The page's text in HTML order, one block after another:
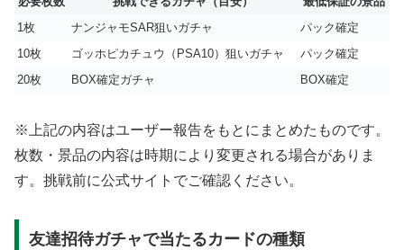
1枚
ナンジャモSAR狙いガチャ
パック確定
10枚
ゴッホピカチュウ（PSA10）狙いガチャ
パック確定
20枚
BOX確定ガチャ BOX確定
※上記の内容はユーザー報告をもとにまとめたものです。
枚数・景品の内容は時期により変更される場合がありま
す。挑戦前に公式サイトでご確認ください。
友達招待ガチャで当たるカードの種類